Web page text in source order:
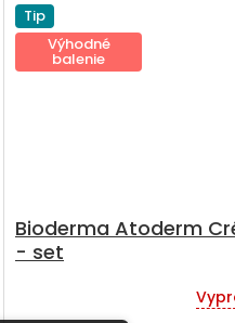
Tip
Výhodné
balenie
Bioderma Atoderm
- set